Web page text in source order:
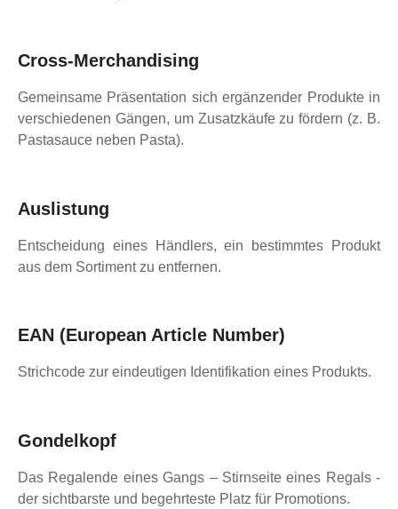
Cross-Merchandising
Gemeinsame Präsentation sich ergänzender Produkte in
verschiedenen Gängen, um Zusatzkäufe zu fördern (z. B.
Pastasauce neben Pasta).
Auslistung
Entscheidung eines Händlers, ein bestimmtes Produkt
aus dem Sortiment zu entfernen.
EAN (European Article Number)
Strichcode zur eindeutigen Identifikation eines Produkts.
Gondelkopf
Das Regalende eines Gangs – Stirnseite eines Regals -
der sichtbarste und begehrteste Platz für Promotions.